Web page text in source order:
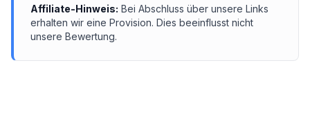
Affiliate-Hinweis: Bei Abschluss über unsere Links
erhalten wir eine Provision. Dies beeinflusst nicht
unsere Bewertung.